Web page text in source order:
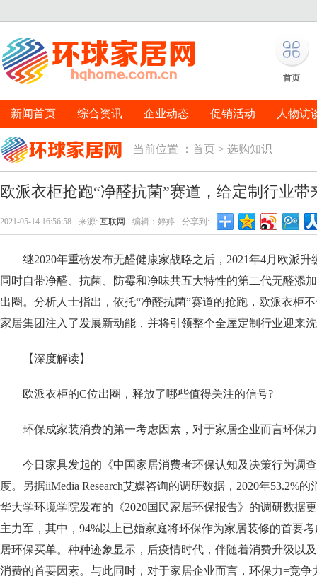
首页
新闻首页 综合资讯 企业动态 促销活动 人物访
当前位置 ： 首页 > 选购知识
欧派衣柜抢跑“净醛抗菌”赛道，给定制行业带
2021-05-14 16:56:58 来源: 互联网 编辑：婷婷 分享到:
继2020年重磅发布无醛健康家战略之后，2021年4月欧派升
同时自带净醛、抗菌、防霉和净味共五大特性的第二代无醛
出圈。分析人士指出，依托“净醛抗菌”赛道的抢跑，欧派衣柜
家居集团注入了发展新动能，并将引领整个全屋定制行业迎来
【深度解读】
欧派衣柜的C位出圈，释放了哪些值得关注的信号?
环保成家装消费的第一考虑因素，对于家居企业而言环保
今日家具发起的《中国家居消费者环保认知及决策行为调查
度。另据iiMedia Research艾媒咨询的调研数据，2020年53.2%
华大学环境学院发布的《2020国民家居环保报告》的调研数据
主力军，其中，94%以上已婚家庭将环保作为家居装修的首要
居环保买单。种种迹象显示，后疫情时代，伴随着消费升级以
消费的首要因素。与此同时，对于家居企业而言，环保力=竞争